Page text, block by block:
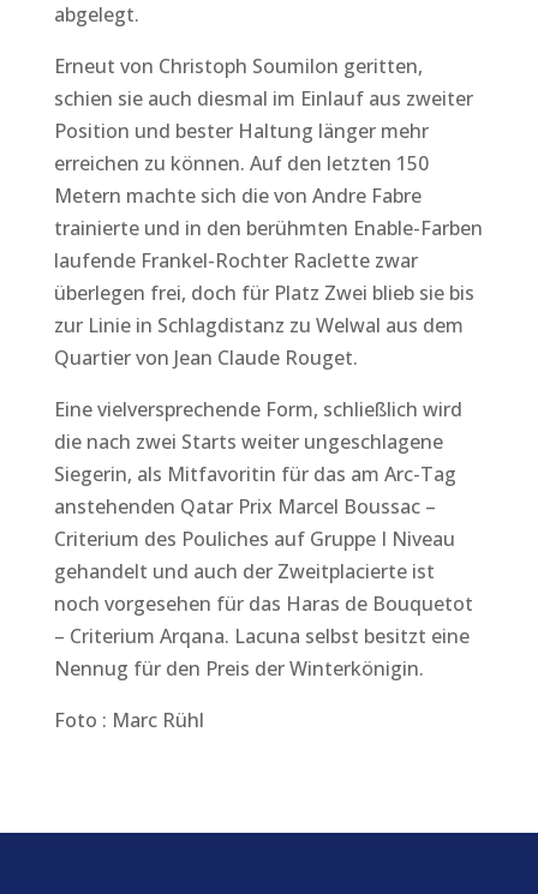
abgelegt.
Erneut von Christoph Soumilon geritten,
schien sie auch diesmal im Einlauf aus zweiter
Position und bester Haltung länger mehr
erreichen zu können. Auf den letzten 150
Metern machte sich die von Andre Fabre
trainierte und in den berühmten Enable-Farben
laufende Frankel-Rochter Raclette zwar
überlegen frei, doch für Platz Zwei blieb sie bis
zur Linie in Schlagdistanz zu Welwal aus dem
Quartier von Jean Claude Rouget.
Eine vielversprechende Form, schließlich wird
die nach zwei Starts weiter ungeschlagene
Siegerin, als Mitfavoritin für das am Arc-Tag
anstehenden Qatar Prix Marcel Boussac –
Criterium des Pouliches auf Gruppe I Niveau
gehandelt und auch der Zweitplacierte ist
noch vorgesehen für das Haras de Bouquetot
– Criterium Arqana. Lacuna selbst besitzt eine
Nennug für den Preis der Winterkönigin.
Foto : Marc Rühl